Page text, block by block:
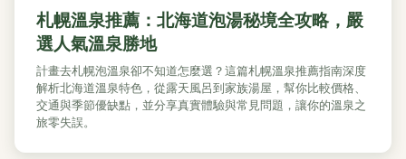
札幌溫泉推薦：北海道泡湯秘境全攻略，嚴
選人氣溫泉勝地
計畫去札幌泡溫泉卻不知道怎麼選？這篇札幌溫泉推薦指南深度
解析北海道溫泉特色，從露天風呂到家族湯屋，幫你比較價格、
交通與季節優缺點，並分享真實體驗與常見問題，讓你的溫泉之
旅零失誤。